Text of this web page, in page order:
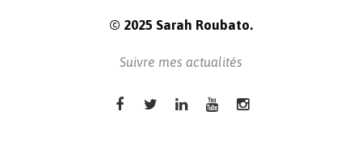
© 2025 Sarah Roubato.
Suivre mes actualités